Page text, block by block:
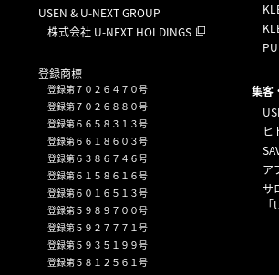
USEN & U-NEXT GROUP
株式会社 U-NEXT HOLDINGS
登録商標
登録第７０２６４７０号
登録第７０２６８８０号
登録第６６５８３１３号
登録第６６１８６０３号
登録第６３８６７４６号
登録第６１５８６１６号
登録第６０１６５１３号
登録第５９８９７００号
登録第５９２７７７１号
登録第５９３５１９９号
登録第５８１２５６１号
集客
ヒ
ア
サ